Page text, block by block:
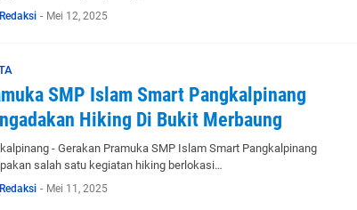
Redaksi - Mei 12, 2025
SMP Islam Smart Pangkalpinang
Hiking Di Bukit Merbaung
- Gerakan Pramuka SMP Islam Smart Pangkalpinang
salah satu kegiatan hiking berlokasi…
Redaksi - Mei 11, 2025